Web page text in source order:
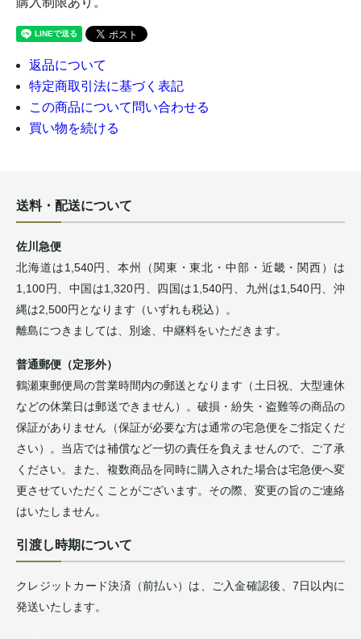
返品について
特定商取引法に基づく表記
この商品について問い合わせる
買い物を続ける
送料・配送について
佐川急便
北海道は1,540円、本州（関東・東北・中部・近畿・関西）は
1,100円、中国は1,320円、四国は1,540円、九州は1,540円、沖
縄は2,500円となります（いずれも税込）。
離島につきましては、別途、中継料をいただきます。
普通郵便（定形外）
鶴瀬東郵便局の営業時間内の郵送となります（土日祝、大型連休
などの休業日は郵送できません）。破損・紛失・盗難等の商品の
保証がありません（保証が必要な方は通常の宅急便をご指定くだ
さい）。当店では補償など一切の責任を負えませんので、ご了承
ください。また、複数商品を同時に購入された場合は宅急便へ変
更させていただくことがございます。その際、変更の旨のご連絡
はいたしません。
引渡し時期について
クレジットカード決済（前払い）は、ご入金確認後、7日以内に
発送いたします。